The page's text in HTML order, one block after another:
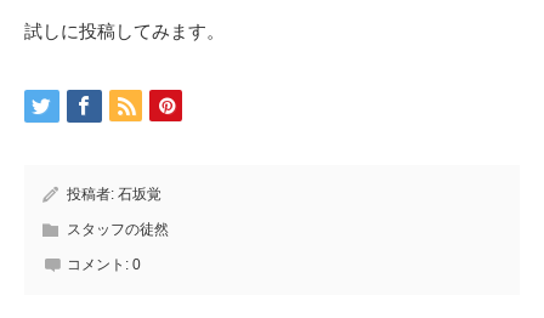
試しに投稿してみます。
投稿者: 石坂覚
スタッフの徒然
コメント: 0